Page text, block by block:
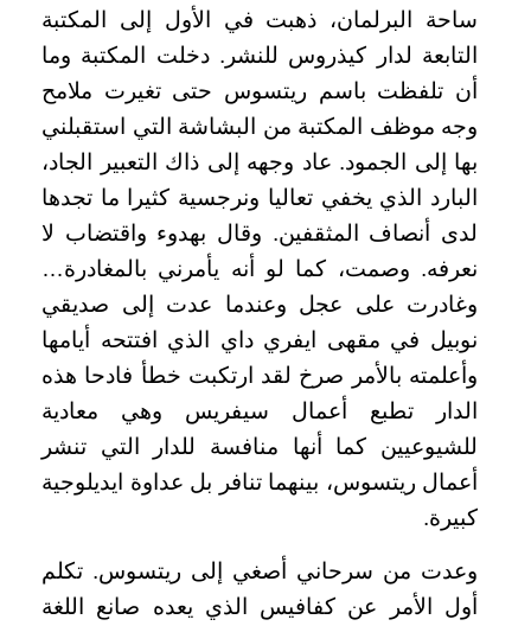
ساحة البرلمان، ذهبت في الأول إلى المكتبة
التابعة لدار كيذروس للنشر. دخلت المكتبة وما
أن تلفظت باسم ريتسوس حتى تغيرت ملامح
وجه موظف المكتبة من البشاشة التي استقبلني
بها إلى الجمود. عاد وجهه إلى ذاك التعبير الجاد،
البارد الذي يخفي تعاليا ونرجسية كثيرا ما تجدها
لدى أنصاف المثقفين. وقال بهدوء واقتضاب لا
نعرفه. وصمت، كما لو أنه يأمرني بالمغادرة…
وغادرت على عجل وعندما عدت إلى صديقي
نوبيل في مقهى ايفري داي الذي افتتحه أيامها
وأعلمته بالأمر صرخ لقد ارتكبت خطأ فادحا هذه
الدار تطبع أعمال سيفريس وهي معادية
للشيوعيين كما أنها منافسة للدار التي تنشر
أعمال ريتسوس، بينهما تنافر بل عداوة ايديلوجية
كبيرة.
وعدت من سرحاني أصغي إلى ريتسوس. تكلم
أول الأمر عن كفافيس الذي يعده صانع اللغة